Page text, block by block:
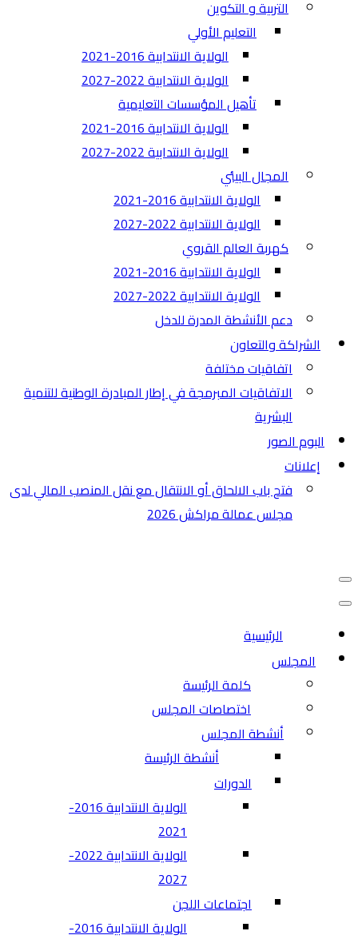
التربية و التكوين
التعليم الأولي
الولاية الانتدابية 2016-2021
الولاية الانتدابية 2022-2027
تأهيل المؤسسات التعليمية
الولاية الانتدابية 2016-2021
الولاية الانتدابية 2022-2027
المجال البيئي
الولاية الانتدابية 2016-2021
الولاية الانتدابية 2022-2027
كهربة العالم القروي
الولاية الانتدابية 2016-2021
الولاية الانتدابية 2022-2027
دعم الأنشطة المدرة للدخل
الشراكة والتعاون
اتفاقيات مختلفة​
الاتفاقيات المبرمجة في إطار المبادرة الوطنية للتنمية
البشرية
البوم الصور
إعلانات
فتح باب الالحاق أو الانتقال مع نقل المنصب المالي لدى
مجلس عمالة مراكش 2026
قائمة
قائمة
الرئيسية
المجلس
كلمة الرئيسة
اختصاصات المجلس
أنشطة المجلس
أنشطة الرئيسة
الدورات
الولاية الانتدابية 2016-
2021
الولاية الانتدابية 2022-
2027
اجتماعات اللجن
الولاية الانتدابية 2016-